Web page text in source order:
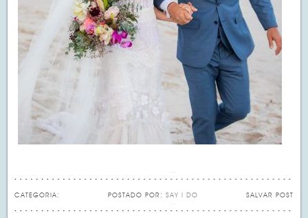
CATEGORIA: SALVAR POST
POSTADO POR: SAY I DO